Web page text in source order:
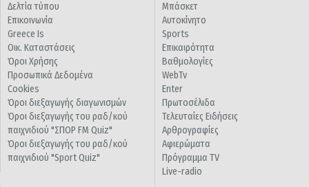
Δελτία τύπου
Επικοινωνία
Greece Is
Οικ. Καταστάσεις
Όροι Χρήσης
Προσωπικά Δεδομένα
Cookies
Όροι διεξαγωγής διαγωνισμών
Όροι διεξαγωγής του ραδ/κού
παιχνιδιού "ΣΠΟΡ FM Quiz"
Όροι διεξαγωγής του ραδ/κού
παιχνιδιού "Sport Quiz"
Μπάσκετ
Αυτοκίνητο
Sports
Επικαιρότητα
Βαθμολογίες
WebTv
Enter
Πρωτοσέλιδα
Τελευταίες Ειδήσεις
Αρθρογραφίες
Αφιερώματα
Πρόγραμμα TV
Live-radio